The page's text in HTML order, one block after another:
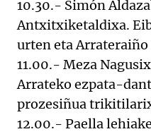
10.30.- Simón
Antxitxiketaldixa.
urten eta
11.00.- Meza
Arrateko ezpata-
prozesiñua
12.00.- Paella